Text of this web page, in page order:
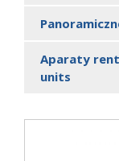
Aparaty
units